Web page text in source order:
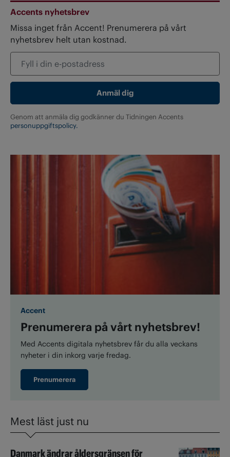
Accents nyhetsbrev
Missa inget från Accent! Prenumerera på vårt
nyhetsbrev helt utan kostnad.
Genom att anmäla dig godkänner du Tidningen Accents
personuppgiftspolicy.
Accent
Prenumerera på vårt nyhetsbrev!
Med Accents digitala nyhetsbrev får du alla veckans
nyheter i din inkorg varje fredag.
Prenumerera
Mest läst just nu
Danmark ändrar åldersgränsen för